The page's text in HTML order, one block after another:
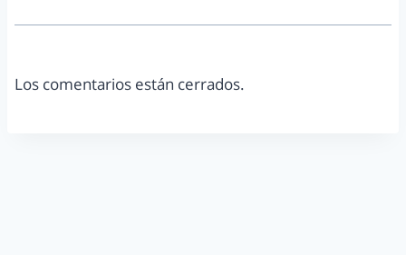
Los comentarios están cerrados.